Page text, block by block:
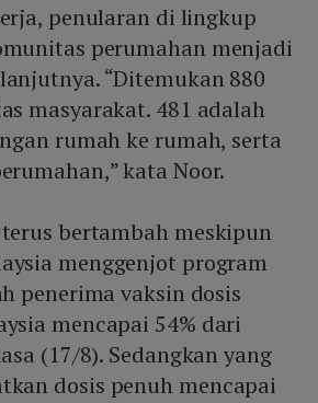
penularan di lingkup
perumahan menjadi
“Ditemukan 880
masyarakat. 481 adalah
rumah ke rumah, serta
kata Noor.
bertambah meskipun
menggenjot program
penerima vaksin dosis
mencapai 54% dari
(17/8). Sedangkan yang
dosis penuh mencapai